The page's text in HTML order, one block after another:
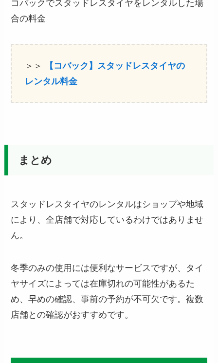
コバックでスタッドレスタイヤをレンタルした場
合の料金
＞＞
【コバック】スタッドレスタイヤの
レンタル料金
まとめ
スタッドレスタイヤのレンタルはショップや地域
により、全店舗で対応しているわけではありませ
ん。
冬季のみの使用には便利なサービスですが、タイ
ヤサイズによっては在庫切れの可能性があるた
め、早めの確認、事前の予約が不可欠です。複数
店舗との確認がおすすめです。